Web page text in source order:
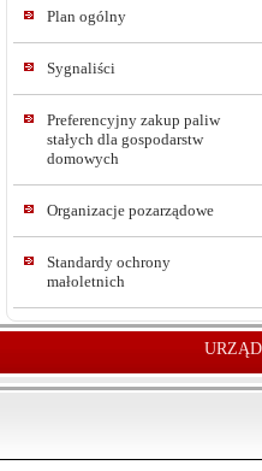
Plan ogólny
Sygnaliści
Preferencyjny zakup paliw
stałych dla gospodarstw
domowych
Organizacje pozarządowe
Standardy ochrony
małoletnich